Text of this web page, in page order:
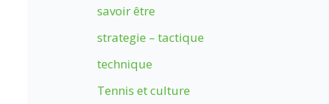
savoir être
strategie – tactique
technique
Tennis et culture